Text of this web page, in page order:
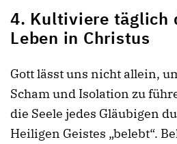
4. Kultiviere täglich
Leben in Christus
Gott lässt uns nicht allein,
Scham und Isolation zu
die Seele jedes Gläubigen
Heiligen Geistes „belebt“.